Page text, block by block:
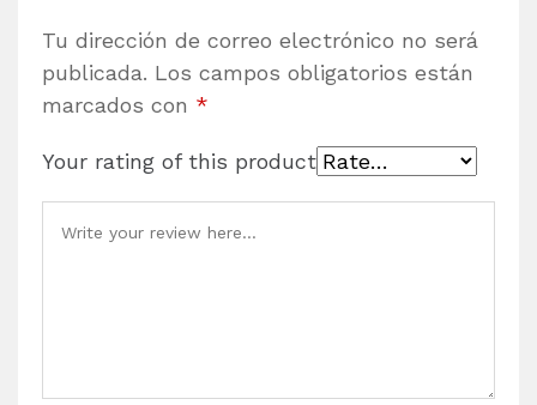
Tu dirección de correo electrónico no será
publicada. Los campos obligatorios están
marcados con *
Your rating of this product